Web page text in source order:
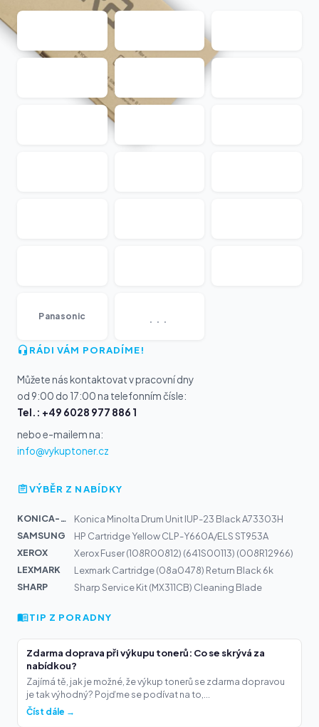
Panasonic ...
RÁDI VÁM PORADÍME!
Můžete nás kontaktovat v pracovní dny
od 9:00 do 17:00 na telefonním čísle:
Tel.: +49 6028 977 886 1
nebo e-mailem na:
info@vykuptoner.cz
VÝBĚR Z NABÍDKY
KONICA-MIN...
Konica Minolta Drum Unit IUP-23 Black A73303H
SAMSUNG
HP Cartridge Yellow CLP-Y660A/ELS ST953A
XEROX
Xerox Fuser (108R00812) (641S00113) (008R12966)
LEXMARK
Lexmark Cartridge (08a0478) Return Black 6k
SHARP
Sharp Service Kit (MX311CB) Cleaning Blade
TIP Z PORADNY
Zdarma doprava při výkupu tonerů: Co se skrývá za
nabídkou?
Zajímá tě, jak je možné, že výkup tonerů se zdarma dopravou
je tak výhodný? Pojďme se podívat na to,...
Číst dále →